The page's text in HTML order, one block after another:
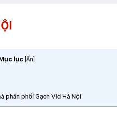
lục [Ẩn
phân phối Gạch Vid Hà Nội